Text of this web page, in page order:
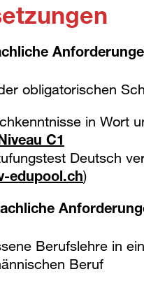
obligatorischen
in Wort
C1
Deutsch
edupool.ch)
Berufslehre in
Beruf